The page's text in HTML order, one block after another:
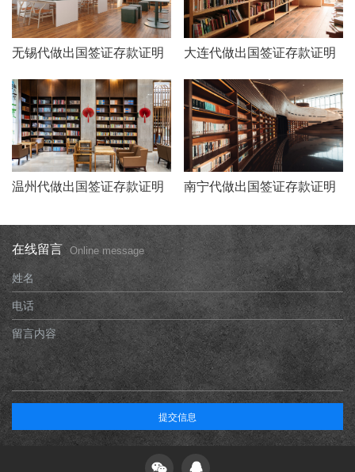
无锡代做出国签证存款证明 大连代做出国签证存款证明
温州代做出国签证存款证明 南宁代做出国签证存款证明
在线留言 Online message
姓名
电话
留言内容
提交信息